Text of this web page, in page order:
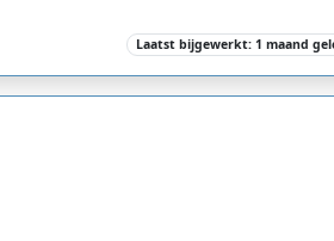
Laatst bijgewerkt: 1 maand